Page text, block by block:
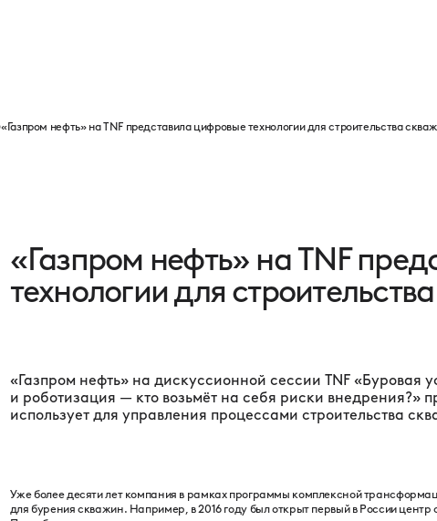
«Газпром нефть» на TNF представила цифровые технологии для строительства
«Газпром нефть» на TNF
технологии для
«Газпром нефть» на дискуссионной сессии TNF «Буровая
и роботизация — кто возьмёт на себя риски внедрения?»
использует для управления процессами строительства
Уже более десяти лет компания в рамках программы комплексной
для бурения скважин. Например, в 2016 году был открыт первый в России